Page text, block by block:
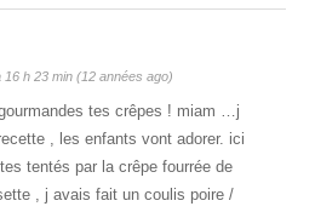
16 h 23 min (12 années ago)
tes crêpes ! miam …j
, les enfants vont adorer. ici
tentés par la crêpe fourrée de
, j avais fait un coulis poire /